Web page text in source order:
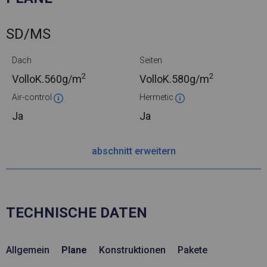
SD/MS
Dach
VolloK.560g/m2
Seiten
VolloK.580g/m2
Air-control
Ja
Hermetic
Ja
abschnitt erweitern
TECHNISCHE DATEN
Allgemein Plane Konstruktionen Pakete